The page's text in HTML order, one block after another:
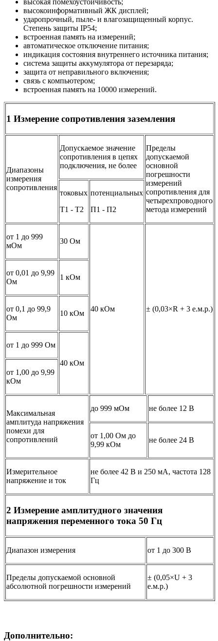
высокая помехоустойчивость;
высокоинформативный ЖК дисплей;
ударопрочный, пыле- и влагозащищенный корпус.
Степень защиты IP54;
встроенная память на измерений;
автоматическое отключение питания;
индикация состояния внутреннего источника питания;
система защиты аккумулятора от перезаряда;
защита от неправильного включения;
связь с компьютером;
встроенная память на 10000 измерений.
1 Измерение сопротивления заземления
Диапазоны
измерения
сопротивления
Допускаемое значение
сопротивления в цепях
подключения, не более
Пределы
допускаемой
основной
погрешности
измерений
сопротивления для
четырехпроводного
метода измерений
токовых
Т1 - Т2
потенциальных
П1 - П2
от 1 до 999
мОм
30 Ом
40 кОм ± (0,03×R + 3 е.м.р.)
от 0,01 до 9,99
Ом
1 кОм
от 0,1 до 99,9
Ом
10 кОм
от 1 до 999 Ом
40 кОм
от 1,00 до 9,99
кОм
Максимальная
амплитуда напряжения
помехи для
сопротивлений
до 999 мОм не более 12 В
от 1,00 Ом до
9,99 кОм
не более 24 В
Измерительное
напряжение и ток
не более 42 В и 250 мА, частота 128
Гц
2 Измерение амплитудного значения
напряжения переменного тока 50 Гц
Диапазон измерения от 1 до 300 В
Пределы допускаемой основной
абсолютной погрешности измерений
± (0,05×U + 3
е.м.р.)
Дополнительно: